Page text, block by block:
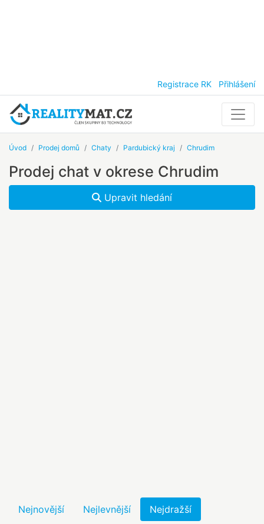
Registrace RK Přihlášení
Úvod Prodej domů Chaty Pardubický kraj Chrudim
Prodej chat v okrese Chrudim
Upravit hledání
Nejnovější Nejlevnější Nejdražší